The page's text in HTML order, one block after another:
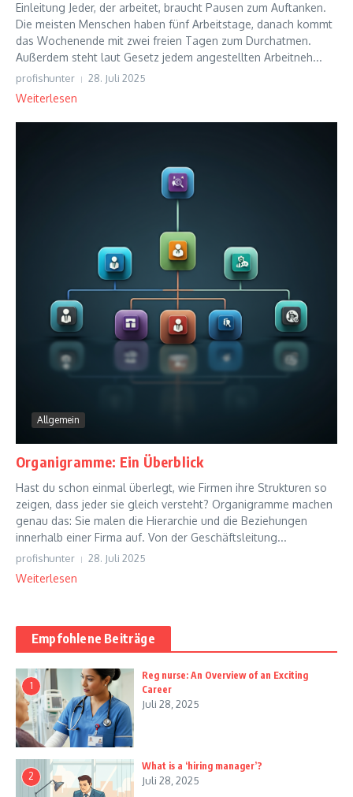
Einleitung Jeder, der arbeitet, braucht Pausen zum Auftanken.
Die meisten Menschen haben fünf Arbeitstage, danach kommt
das Wochenende mit zwei freien Tagen zum Durchatmen.
Außerdem steht laut Gesetz jedem angestellten Arbeitneh...
profishunter 28. Juli 2025
Weiterlesen
Allgemein
Organigramme: Ein Überblick
Hast du schon einmal überlegt, wie Firmen ihre Strukturen so
zeigen, dass jeder sie gleich versteht? Organigramme machen
genau das: Sie malen die Hierarchie und die Beziehungen
innerhalb einer Firma auf. Von der Geschäftsleitung...
profishunter 28. Juli 2025
Weiterlesen
Empfohlene Beiträge
1
Reg nurse: An Overview of an Exciting
Career
Juli 28, 2025
2
What is a ‘hiring manager’?
Juli 28, 2025